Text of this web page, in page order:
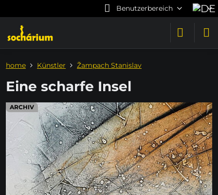
Benutzerbereich
ARCHIV
home Künstler Žampach Stanislav
Eine scharfe Insel